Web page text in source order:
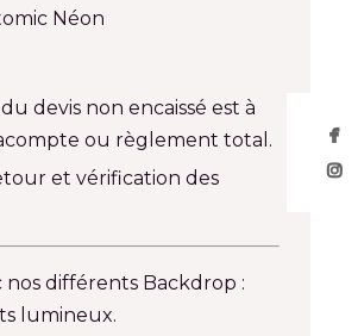


Néon
devis non encaissé est à
ou règlement total.
et vérification des
différents Backdrop :
lumineux.